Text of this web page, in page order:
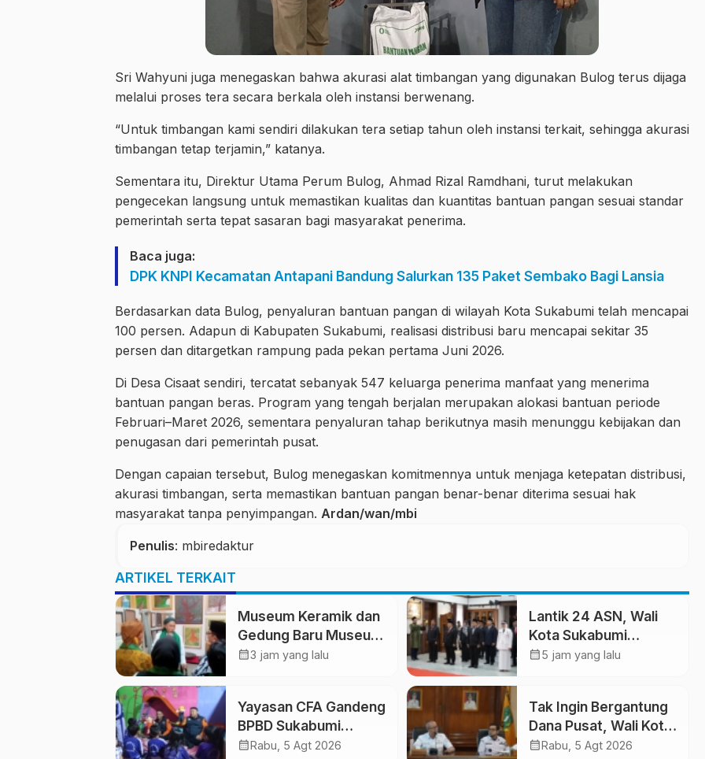
Sri Wahyuni juga menegaskan bahwa akurasi alat timbangan yang digunakan Bulog terus dijaga
melalui proses tera secara berkala oleh instansi berwenang.
“Untuk timbangan kami sendiri dilakukan tera setiap tahun oleh instansi terkait, sehingga akurasi
timbangan tetap terjamin,” katanya.
Sementara itu, Direktur Utama Perum Bulog, Ahmad Rizal Ramdhani, turut melakukan
pengecekan langsung untuk memastikan kualitas dan kuantitas bantuan pangan sesuai standar
pemerintah serta tepat sasaran bagi masyarakat penerima.
Baca juga:
DPK KNPI Kecamatan Antapani Bandung Salurkan 135 Paket Sembako Bagi Lansia
Berdasarkan data Bulog, penyaluran bantuan pangan di wilayah Kota Sukabumi telah mencapai
100 persen. Adapun di Kabupaten Sukabumi, realisasi distribusi baru mencapai sekitar 35
persen dan ditargetkan rampung pada pekan pertama Juni 2026.
Di Desa Cisaat sendiri, tercatat sebanyak 547 keluarga penerima manfaat yang menerima
bantuan pangan beras. Program yang tengah berjalan merupakan alokasi bantuan periode
Februari–Maret 2026, sementara penyaluran tahap berikutnya masih menunggu kebijakan dan
penugasan dari pemerintah pusat.
Dengan capaian tersebut, Bulog menegaskan komitmennya untuk menjaga ketepatan distribusi,
akurasi timbangan, serta memastikan bantuan pangan benar-benar diterima sesuai hak
masyarakat tanpa penyimpangan. Ardan/wan/mbi
Penulis: mbiredaktur
ARTIKEL TERKAIT
Museum Keramik dan
Gedung Baru Museum
Prabu Siliwangi
Pelestarian Budaya
Nusantara
calendar_month3 jam yang lalu
Lantik 24 ASN, Wali
Kota Sukabumi
Dorong Birokrasi
Digital
calendar_month5 jam yang lalu
Yayasan CFA Gandeng
BPBD Sukabumi
Edukasi Mitigasi
calendar_month Rabu, 5 Agt 2026
Tak Ingin Bergantung
Dana Pusat, Wali Kota
Minta OPD Benahi
calendar_month Rabu, 5 Agt 2026